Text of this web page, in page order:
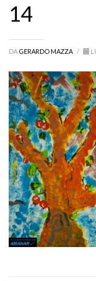
14
DA GERARDO MAZZA /